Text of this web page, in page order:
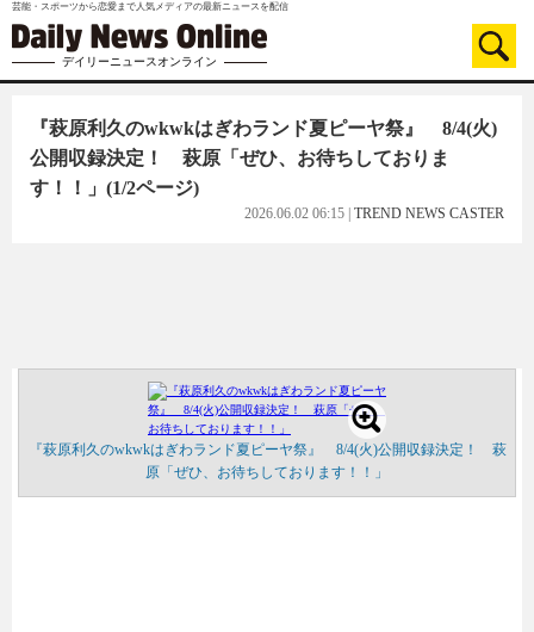
芸能・スポーツから恋愛まで人気メディアの最新ニュースを配信
デイリーニュースオンライン
『萩原利久のwkwkはぎわランド夏ピーヤ祭』 8/4(火)
公開収録決定！ 萩原「ぜひ、お待ちしておりま
す！！」 (1/2ページ)
2026.06.02 06:15 TREND NEWS CASTER
『萩原利久のwkwkはぎわランド夏ピーヤ祭』 8/4(火)公開収録決定！ 萩
原「ぜひ、お待ちしております！！」